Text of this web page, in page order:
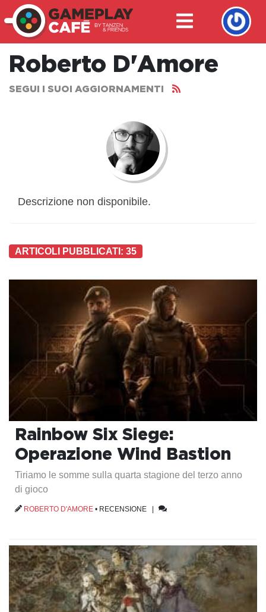
Roberto D'Amore
SEGUI I SUOI AGGIORNAMENTI
Descrizione non disponibile.
ARTICOLI PUBBLICATI: 35
Rainbow Six Siege:
Operazione Wind Bastion
Tiriamo le somme sulla quarta stagione del terzo anno
di gioco
ROBERTO D'AMORE • RECENSIONE